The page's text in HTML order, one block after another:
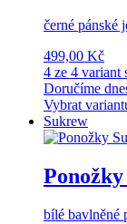
černé pánské
499,00 Kč
4 ze 4 variant
Doručíme
Vybrat
Sukrew
bílé bavlněné